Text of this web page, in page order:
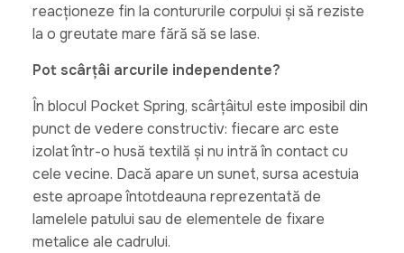
reacționeze fin la contururile corpului și să reziste
la o greutate mare fără să se lase.
Pot scârțâi arcurile independente?
În blocul Pocket Spring, scârțâitul este imposibil din
punct de vedere constructiv: fiecare arc este
izolat într-o husă textilă și nu intră în contact cu
cele vecine. Dacă apare un sunet, sursa acestuia
este aproape întotdeauna reprezentată de
lamelele patului sau de elementele de fixare
metalice ale cadrului.